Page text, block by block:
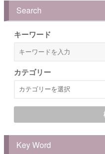
Search
キーワード
カテゴリー
Key Word